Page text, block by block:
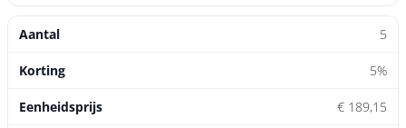
5
5%
€ 189,15